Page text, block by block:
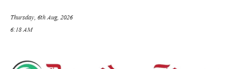
Thursday, 6th Aug, 2026
6:18 AM